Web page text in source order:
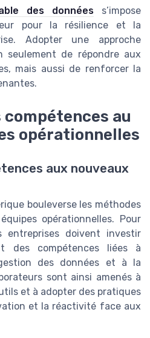
des données s’impose
pour la résilience et la
Adopter une approche
seulement de répondre aux
mais aussi de renforcer la
compétences au
opérationnelles
aux nouveaux
bouleverse les méthodes
opérationnelles. Pour
entreprises doivent investir
des compétences liées à
des données et à la
sont ainsi amenés à
et à adopter des pratiques
et la réactivité face aux